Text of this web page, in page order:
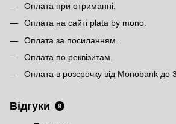
Оплата при отриманні.
Оплата на сайті plata by mono.
Оплата за посиланням.
Оплата по реквізитам.
Оплата в розсрочку від Monobank до
Відгуки 9